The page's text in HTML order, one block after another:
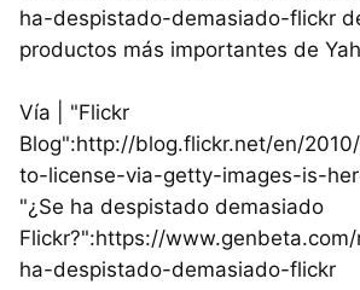
ha-despistado-demasiado-flickr
productos más importantes de
Vía | "Flickr
Blog":http://blog.flickr.net/en/
to-license-via-getty-images-is-
"¿Se ha despistado demasiado
Flickr?":https://
ha-despistado-demasiado-flickr